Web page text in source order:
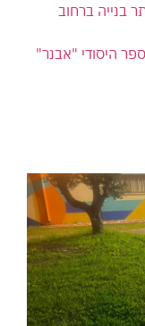
בנייה ברחוב
היסודי "אבנר"